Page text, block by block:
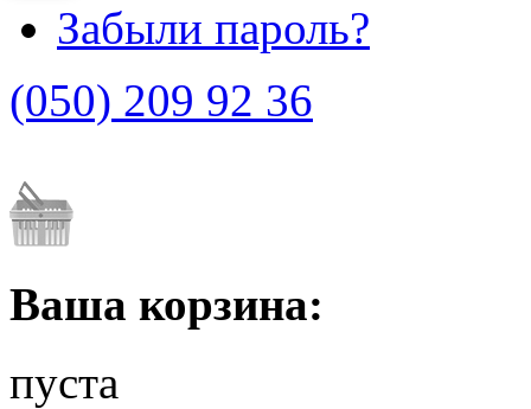
Забыли пароль?
(050) 209 92 36
Ваша корзина:
пуста